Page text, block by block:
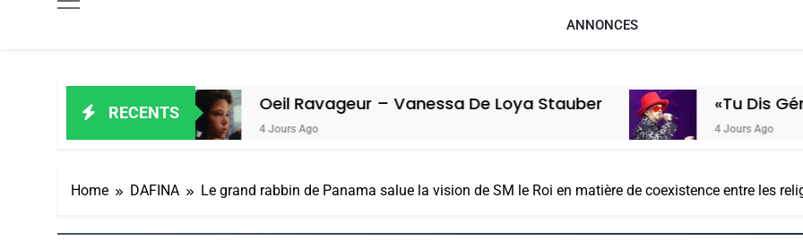
ANNONCES
RECENTSOeil Ravageur – Vanessa De Loya Stauber
4 Jours Ago
«Tu Dis Génocide, Je Dis
4 Jours Ago
Home DAFINA Le grand rabbin de Panama salue la vision de SM le Roi en matière de coexistence entre les